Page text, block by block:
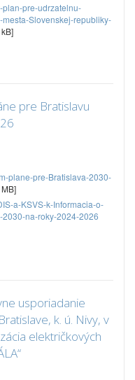
plan-pre-udrzatelnu-
Slovenskej-republiky-
pre Bratislavu
plane-pre-Bratislava-2030-
a-KSVS-k-Informacia-o-
na-roky-2024-2026
usporiadanie
k. ú. Nivy, v
električkových